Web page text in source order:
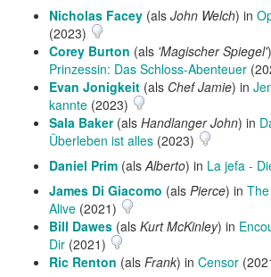
Nicholas Facey (als John Welch) in
(2023)
Corey Burton (als 'Magischer Spiegel'
Prinzessin: Das Schloss-Abenteuer
Evan Jonigkeit (als Chef Jamie) in
kannte (2023)
Sala Baker(als Handlanger John) in
Überleben ist alles (2023)
Daniel Prim (alsAlberto) in La jefa -
James Di Giacomo (als Pierce) in
Alive (2021)
Bill Dawes (als Kurt McKinley) in
Dir (2021)
Ric Renton (als Frank) in Censor